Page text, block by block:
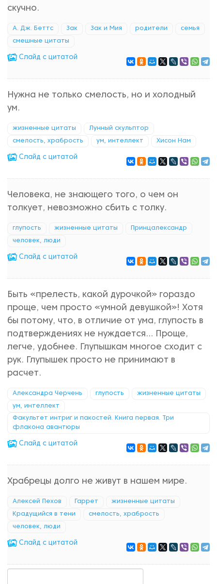
скучно.
А. Дж. Беттс Зак Зак и Мия родители семья
смешные цитаты
Cлайд с цитатой
Нужна не только смелость, но и холодный
ум.
жизненные цитаты Лунный скульптор
смелость, храбрость ум, интеллект Хисон Нам
Cлайд с цитатой
Человека, не знающего того, о чем он
толкует, невозможно сбить с толку.
глупость жизненные цитаты Принцалександр
человек, люди
Cлайд с цитатой
Быть «прелесть, какой дурочкой» гораздо
проще, чем просто «умной девушкой»! Хотя
бы потому, что, в отличие от ума, глупость в
подтверждениях не нуждается… Проще,
легче, удобнее. Глупышкам многое сходит с
рук. Глупышек просто не принимают в
расчет.
Александра Черчень глупость жизненные цитаты
ум, интеллект
Факультет интриг и пакостей. Книга первая. Три
флакона авантюры
Cлайд с цитатой
Храбрецы долго не живут в нашем мире.
Алексей Пехов Гаррет жизненные цитаты
Крадущийся в тени смелость, храбрость
человек, люди
Cлайд с цитатой